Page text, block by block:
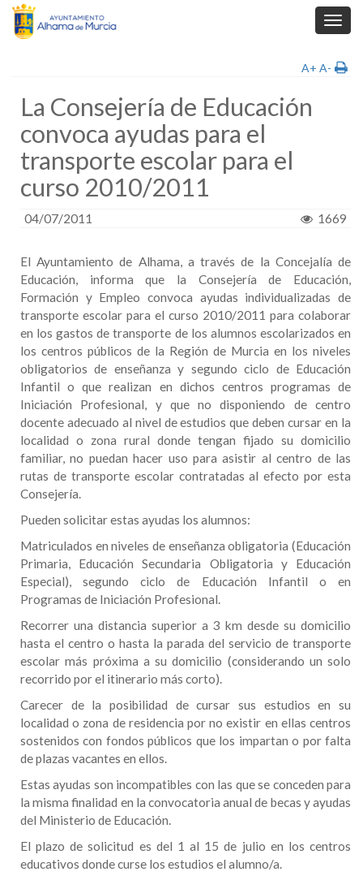
A+ A-
La Consejería de Educación
convoca ayudas para el
transporte escolar para el
curso 2010/2011
04/07/2011 1669
El Ayuntamiento de Alhama, a través de la Concejalía de
Educación, informa que la Consejería de Educación,
Formación y Empleo convoca ayudas individualizadas de
transporte escolar para el curso 2010/2011 para colaborar
en los gastos de transporte de los alumnos escolarizados en
los centros públicos de la Región de Murcia en los niveles
obligatorios de enseñanza y segundo ciclo de Educación
Infantil o que realizan en dichos centros programas de
Iniciación Profesional, y que no disponiendo de centro
docente adecuado al nivel de estudios que deben cursar en la
localidad o zona rural donde tengan fijado su domicilio
familiar, no puedan hacer uso para asistir al centro de las
rutas de transporte escolar contratadas al efecto por esta
Consejería.
Pueden solicitar estas ayudas los alumnos:
Matriculados en niveles de enseñanza obligatoria (Educación
Primaria, Educación Secundaria Obligatoria y Educación
Especial), segundo ciclo de Educación Infantil o en
Programas de Iniciación Profesional.
Recorrer una distancia superior a 3 km desde su domicilio
hasta el centro o hasta la parada del servicio de transporte
escolar más próxima a su domicilio (considerando un solo
recorrido por el itinerario más corto).
Carecer de la posibilidad de cursar sus estudios en su
localidad o zona de residencia por no existir en ellas centros
sostenidos con fondos públicos que los impartan o por falta
de plazas vacantes en ellos.
Estas ayudas son incompatibles con las que se conceden para
la misma finalidad en la convocatoria anual de becas y ayudas
del Ministerio de Educación.
El plazo de solicitud es del 1 al 15 de julio en los centros
educativos donde curse los estudios el alumno/a.